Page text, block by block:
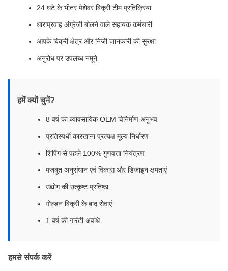
24 घंटे के भीतर पेशेवर बिक्री टीम प्रतिक्रिया
धाराप्रवाह अंग्रेजी बोलने वाले सहायक कर्मचारी
आपके बिक्री क्षेत्र और निजी जानकारी की सुरक्षा
अनुरोध पर उपलब्ध नमूने
हमें क्यों चुनें?
8 वर्ष का व्यावसायिक OEM विनिर्माण अनुभव
प्रतिस्पर्धी कारखाना प्रत्यक्ष मूल्य निर्धारण
शिपिंग से पहले 100% गुणवत्ता नियंत्रण
मजबूत अनुसंधान एवं विकास और डिजाइन क्षमताएं
उद्योग की उत्कृष्ट प्रतिष्ठा
गोल्डन बिक्री के बाद सेवाएं
1 वर्ष की गारंटी अवधि
हमसे संपर्क करें